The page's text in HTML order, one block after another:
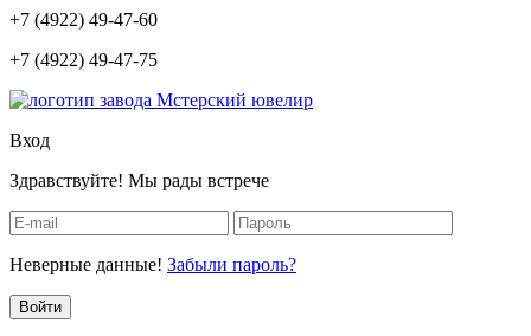
+7 (4922) 49-47-60
+7 (4922) 49-47-75
Вход
Здравствуйте! Мы рады встрече
Неверные данные! Забыли пароль?
Войти